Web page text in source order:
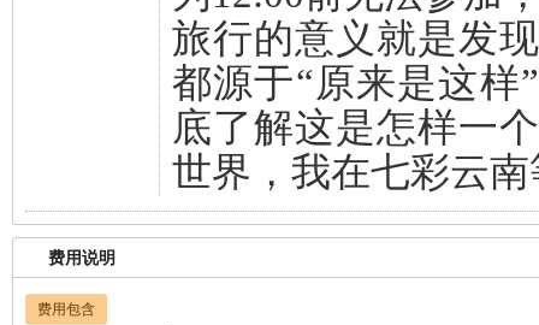
旅行的意义就是发
都源于“原来是这样
底了解这是怎样一
世界，我在七彩云
费用说明
费用包含